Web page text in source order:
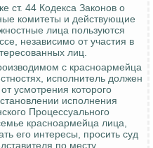
ст. 44 Кодекса Законов о
комитеты и действующие
лица пользуются
независимо от участия в
лиц.
с красноармейца
исполнитель должен
усмотрения которого
исполнения
Процессуального
красноармейца лица,
его интересы, просить суд
по месту